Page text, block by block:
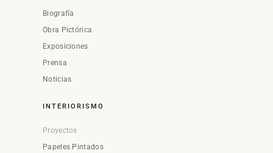
Biografía
Obra Pictórica
Exposiciones
Prensa
Noticias
INTERIORISMO
Proyectos
Papeles Pintados